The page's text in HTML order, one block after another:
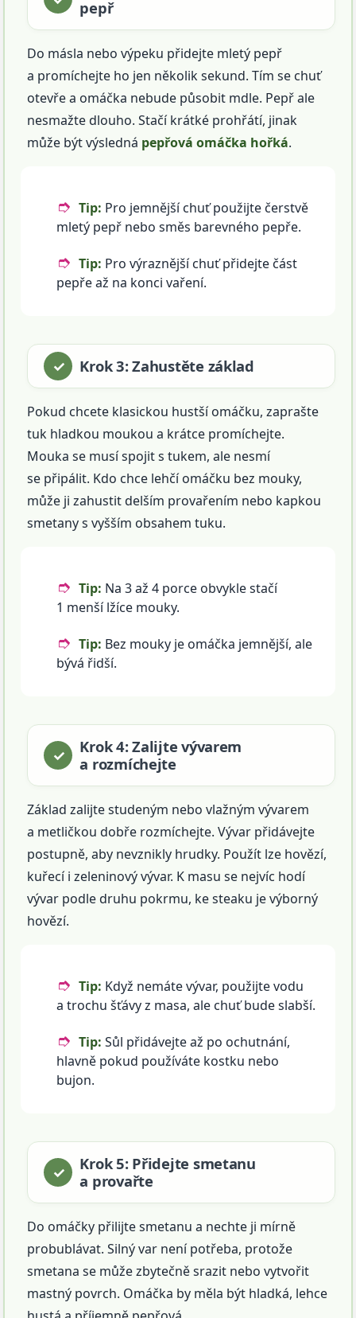
pepř
Do másla nebo výpeku přidejte mletý pepř
a promíchejte ho jen několik sekund. Tím se chuť
otevře a omáčka nebude působit mdle. Pepř ale
nesmažte dlouho. Stačí krátké prohřátí, jinak
může být výsledná pepřová omáčka hořká.
Tip: Pro jemnější chuť použijte čerstvě
mletý pepř nebo směs barevného pepře.
Tip: Pro výraznější chuť přidejte část
pepře až na konci vaření.
Krok 3: Zahustěte základ
Pokud chcete klasickou hustší omáčku, zaprašte
tuk hladkou moukou a krátce promíchejte.
Mouka se musí spojit s tukem, ale nesmí
se připálit. Kdo chce lehčí omáčku bez mouky,
může ji zahustit delším provařením nebo kapkou
smetany s vyšším obsahem tuku.
Tip: Na 3 až 4 porce obvykle stačí
1 menší lžíce mouky.
Tip: Bez mouky je omáčka jemnější, ale
bývá řidší.
Krok 4: Zalijte vývarem
a rozmíchejte
Základ zalijte studeným nebo vlažným vývarem
a metličkou dobře rozmíchejte. Vývar přidávejte
postupně, aby nevznikly hrudky. Použít lze hovězí,
kuřecí i zeleninový vývar. K masu se nejvíc hodí
vývar podle druhu pokrmu, ke steaku je výborný
hovězí.
Tip: Když nemáte vývar, použijte vodu
a trochu šťávy z masa, ale chuť bude slabší.
Tip: Sůl přidávejte až po ochutnání,
hlavně pokud používáte kostku nebo
bujon.
Krok 5: Přidejte smetanu
a provařte
Do omáčky přilijte smetanu a nechte ji mírně
probublávat. Silný var není potřeba, protože
smetana se může zbytečně srazit nebo vytvořit
mastný povrch. Omáčka by měla být hladká, lehce